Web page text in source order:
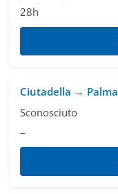
28h
Ciutadella → Palma
Sconosciuto
–